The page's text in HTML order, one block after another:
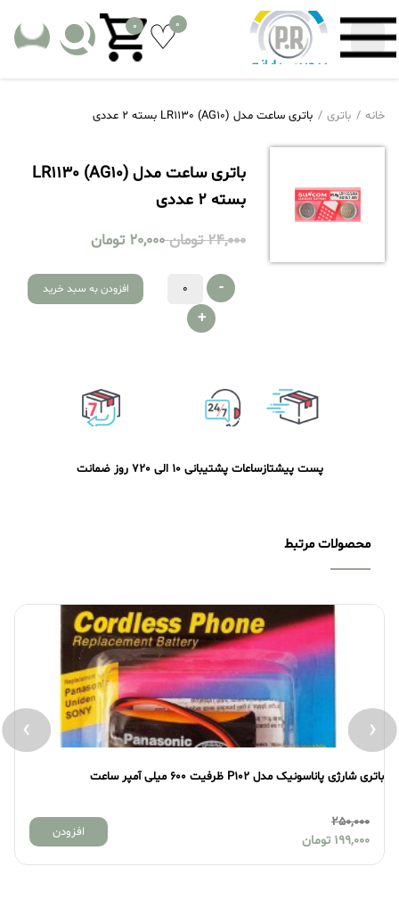
0
0
خانه باتری باتری ساعت مدل LR1130 (AG10) بسته 2 عددی
باتری ساعت مدل LR1130 (AG10)
بسته 2 عددی
24,000 تومان 20,000 تومان
-
+
افزودن به سبد خرید
پست پیشتازساعات پشتیبانی 10 الی 20 7 روز ضمانت
محصولات مرتبط
باتری شارژی پاناسونیک مدل P102 ظرفیت 600 میلی آمپر ساعت
250,000
199,000 تومان
افزودن
‹
›